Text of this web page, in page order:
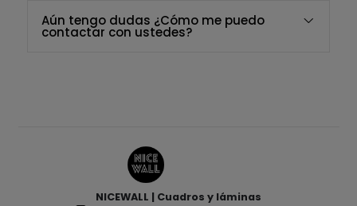
Aún tengo dudas ¿Cómo me puedo
contactar con ustedes?
NICEWALL | Cuadros y láminas